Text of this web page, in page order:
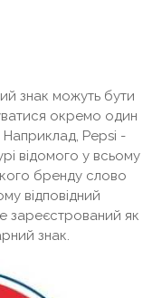
знак можуть бути
окремо один
Наприклад, Pepsi -
відомого у всьому
бренду слово
відповідний
зареєстрований як
знак.